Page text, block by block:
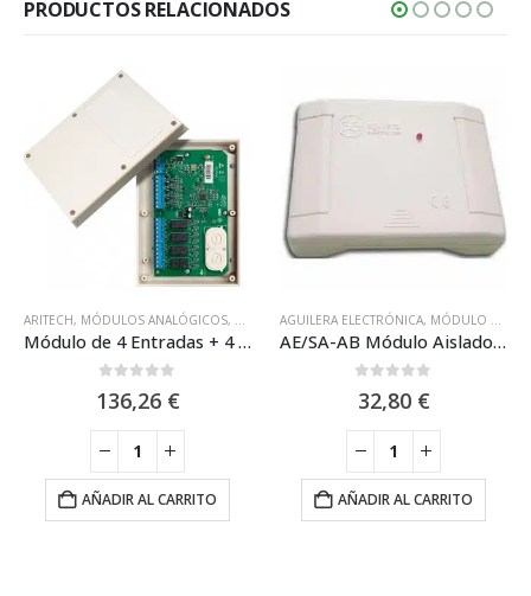
PRODUCTOS RELACIONADOS
,MÓDULOS ANALÓGICOS
ARITECH, MÓDULOS ANALÓGICOS, MÓDULOS ANALÓGICOS ARITECH™,SISTEMA
Módulo de 4 Entradas + 4 Salidas Relé Analógico Aritech™ IO2034NC
136,26 €
AÑADIR AL CARRITO
AGUILERA ELECTRÓNICA, MÓDULO ALGORÍTMICO DE AGUILERA ELECTRÓNICA SERIE AE/SA
AE/SA-AB Módulo Aislador de Línea Aguilera Electrónica
32,80 €
AÑADIR AL CARRITO